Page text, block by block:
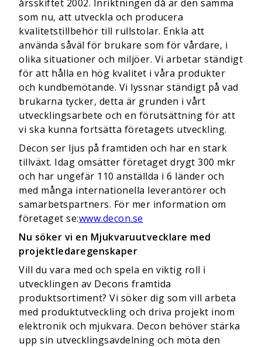
årsskiftet 2002. Inriktningen då är den samma
som nu, att utveckla och producera
kvalitetstillbehör till rullstolar. Enkla att
använda såväl för brukare som för vårdare, i
olika situationer och miljöer. Vi arbetar ständigt
för att hålla en hög kvalitet i våra produkter
och kundbemötande. Vi lyssnar ständigt på vad
brukarna tycker, detta är grunden i vårt
utvecklingsarbete och en förutsättning för att
vi ska kunna fortsätta företagets utveckling.
Decon ser ljus på framtiden och har en stark
tillväxt. Idag omsätter företaget drygt 300 mkr
och har ungefär 110 anställda i 6 länder och
med många internationella leverantörer och
samarbetspartners. För mer information om
företaget se:www.decon.se
Nu söker vi en Mjukvaruutvecklare med
projektledaregenskaper
Vill du vara med och spela en viktig roll i
utvecklingen av Decons framtida
produktsortiment? Vi söker dig som vill arbeta
med produktutveckling och driva projekt inom
elektronik och mjukvara. Decon behöver stärka
upp sin utvecklingsavdelning och möta den